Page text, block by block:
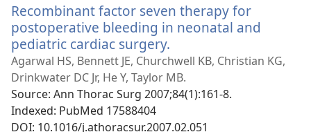
Recombinant factor seven therapy for
postoperative bleeding in neonatal and
pediatric cardiac surgery.
у
новому
вікні)
Agarwal HS, Bennett JE, Churchwell KB, Christian KG,
Drinkwater DC Jr, He Y, Taylor MB.
Source‎: Ann Thorac Surg 2007;84(1):161-8.
Indexed‎: PubMed 17588404
DOI‎: 10.1016/j.athoracsur.2007.02.051